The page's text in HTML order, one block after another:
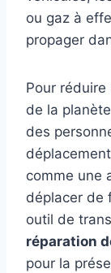
ou gaz à
propager
Pour
de la
des
comme une
déplacer de
outil de
réparation
pour la